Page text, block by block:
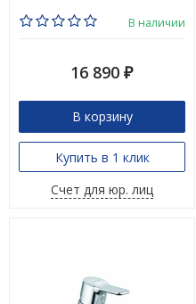
В наличии
16 890 ₽
В корзину
Купить в 1 клик
Счет для юр. лиц